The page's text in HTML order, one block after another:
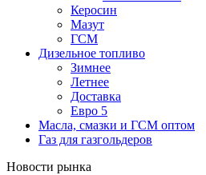
Керосин
Мазут
ГСМ
Дизельное топливо
Зимнее
Летнее
Доставка
Евро 5
Масла, смазки и ГСМ оптом
Газ для газгольдеров
Новости рынка